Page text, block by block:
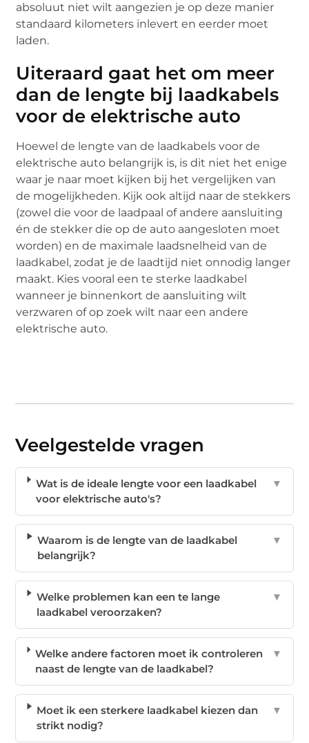
absoluut niet wilt aangezien je op deze manier
standaard kilometers inlevert en eerder moet
laden.
Uiteraard gaat het om meer
dan de lengte bij laadkabels
voor de elektrische auto
Hoewel de lengte van de laadkabels voor de
elektrische auto belangrijk is, is dit niet het enige
waar je naar moet kijken bij het vergelijken van
de mogelijkheden. Kijk ook altijd naar de stekkers
(zowel die voor de laadpaal of andere aansluiting
én de stekker die op de auto aangesloten moet
worden) en de maximale laadsnelheid van de
laadkabel, zodat je de laadtijd niet onnodig langer
maakt. Kies vooral een te sterke laadkabel
wanneer je binnenkort de aansluiting wilt
verzwaren of op zoek wilt naar een andere
elektrische auto.
Veelgestelde vragen
Wat is de ideale lengte voor een laadkabel
voor elektrische auto's?
▼
Waarom is de lengte van de laadkabel
belangrijk?
▼
Welke problemen kan een te lange
laadkabel veroorzaken?
▼
Welke andere factoren moet ik controleren
naast de lengte van de laadkabel?
▼
Moet ik een sterkere laadkabel kiezen dan
strikt nodig?
▼